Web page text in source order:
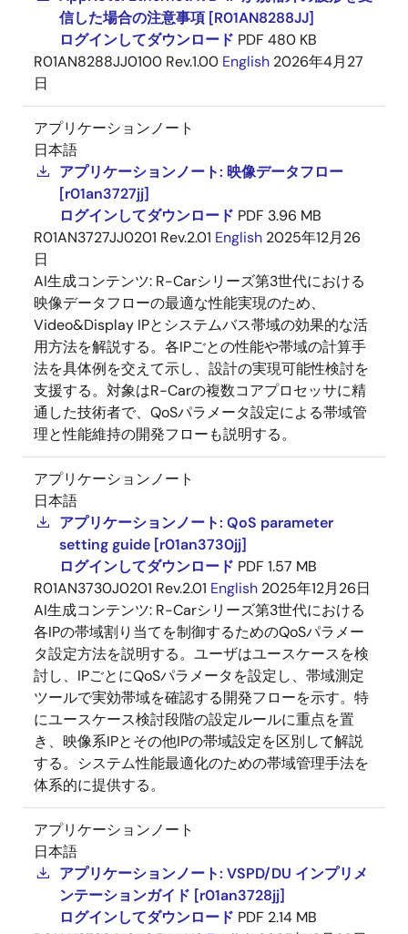
信した場合の注意事項 [R01AN8288JJ]
ログインしてダウンロード PDF 480 KB
R01AN8288JJ0100 Rev.1.00 English 2026年4月27
日
アプリケーションノート
日本語
アプリケーションノート: 映像データフロー
[r01an3727jj]
ログインしてダウンロード PDF 3.96 MB
R01AN3727JJ0201 Rev.2.01 English 2025年12月26
日
AI生成コンテンツ: R-Carシリーズ第3世代における
映像データフローの最適な性能実現のため、
Video&Display IPとシステムバス帯域の効果的な活
用方法を解説する。各IPごとの性能や帯域の計算手
法を具体例を交えて示し、設計の実現可能性検討を
支援する。対象はR-Carの複数コアプロセッサに精
通した技術者で、QoSパラメータ設定による帯域管
理と性能維持の開発フローも説明する。
アプリケーションノート
日本語
アプリケーションノート: QoS parameter
setting guide [r01an3730jj]
ログインしてダウンロード PDF 1.57 MB
R01AN3730J0201 Rev.2.01 English 2025年12月26日
AI生成コンテンツ: R-Carシリーズ第3世代における
各IPの帯域割り当てを制御するためのQoSパラメー
タ設定方法を説明する。ユーザはユースケースを検
討し、IPごとにQoSパラメータを設定し、帯域測定
ツールで実効帯域を確認する開発フローを示す。特
にユースケース検討段階の設定ルールに重点を置
き、映像系IPとその他IPの帯域設定を区別して解説
する。システム性能最適化のための帯域管理手法を
体系的に提供する。
アプリケーションノート
日本語
アプリケーションノート: VSPD/DU インプリメ
ンテーションガイド [r01an3728jj]
ログインしてダウンロード PDF 2.14 MB